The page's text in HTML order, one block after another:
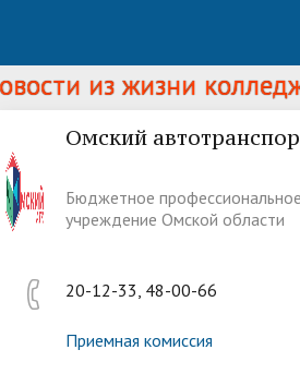
из жизни
Омский
Бюджетное
учреждение Омской области
20-12-33, 48-00-66
Приемная комиссия